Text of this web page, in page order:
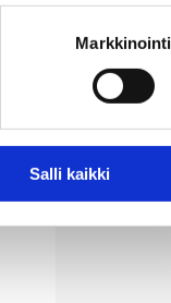
Markkinointi
Salli kaikki